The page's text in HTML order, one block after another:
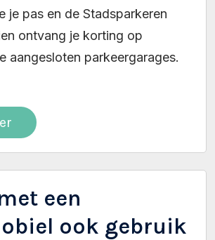
je pas en de Stadsparkeren
ontvang je korting op
aangesloten parkeergarages.
een
ook gebruik